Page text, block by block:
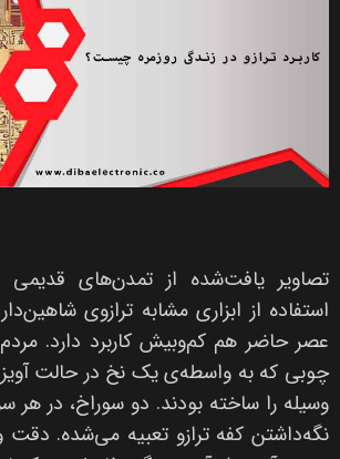
تصاویر یافت‌شده از تمدن‌های قدیمی
استفاده از ابزاری مشابه ترازوی
عصر حاضر هم کم‌وبیش کاربرد دارد. مردم
چوبی که به واسطه‌ی یک نخ در حالت
وسیله را ساخته بودند. دو سوراخ، در هر
نگه‌داشتن کفه ترازو تعبیه می‌شده. دقت